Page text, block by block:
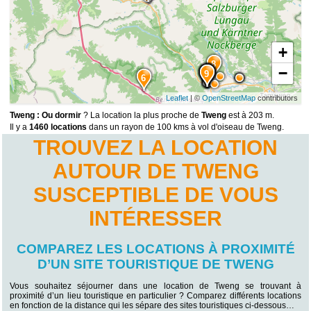
14
13
12
11
10
9
8
6
+
−
Leaflet| ©OpenStreetMapcontributors
Tweng : Ou dormir ? La location la plus proche deTweng est à 203 m.
Il y a1460 locations dans un rayon de 100 kms à vol d'oiseau de Tweng.
TROUVEZ LA LOCATION
AUTOUR DE TWENG
SUSCEPTIBLE DE VOUS
INTÉRESSER
COMPAREZ LES LOCATIONS À PROXIMITÉ
D’UN SITE TOURISTIQUE DE TWENG
Vous souhaitez séjourner dans une location de Tweng se trouvant à
proximité d’un lieu touristique en particulier ? Comparez différents locations
en fonction de la distance qui les sépare des sites touristiques ci-dessous…